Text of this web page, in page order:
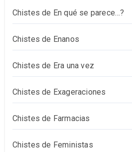
Chistes de En qué se parece…?
Chistes de Enanos
Chistes de Era una vez
Chistes de Exageraciones
Chistes de Farmacias
Chistes de Feministas